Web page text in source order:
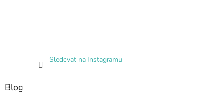
Sledovat na Instagramu
Blog